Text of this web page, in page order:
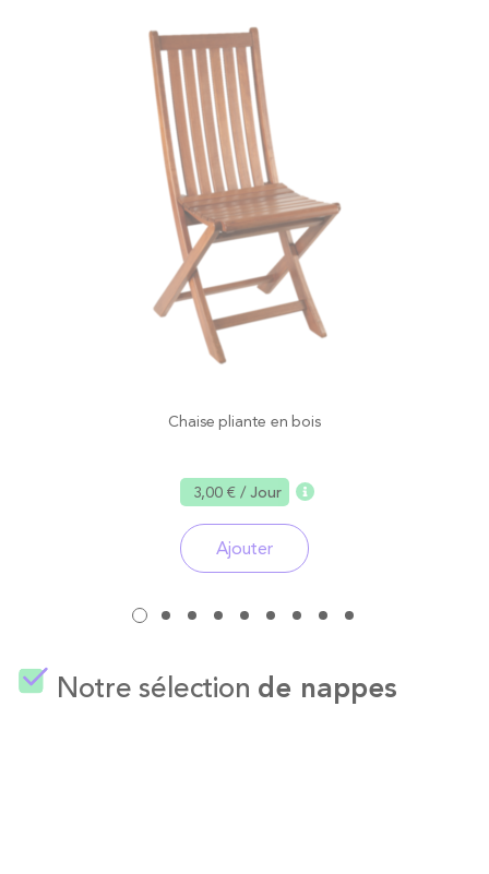
Chaise pliante en bois
3,00 €/ Jour
Ajouter
Notre sélection de nappes